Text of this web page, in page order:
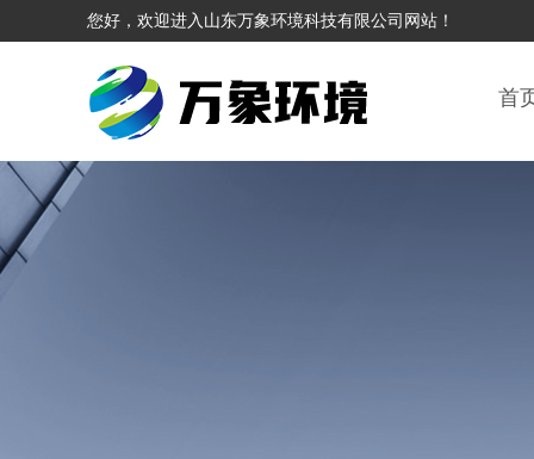
您好，欢迎进入山东万象环境科技有限公司网站！
首